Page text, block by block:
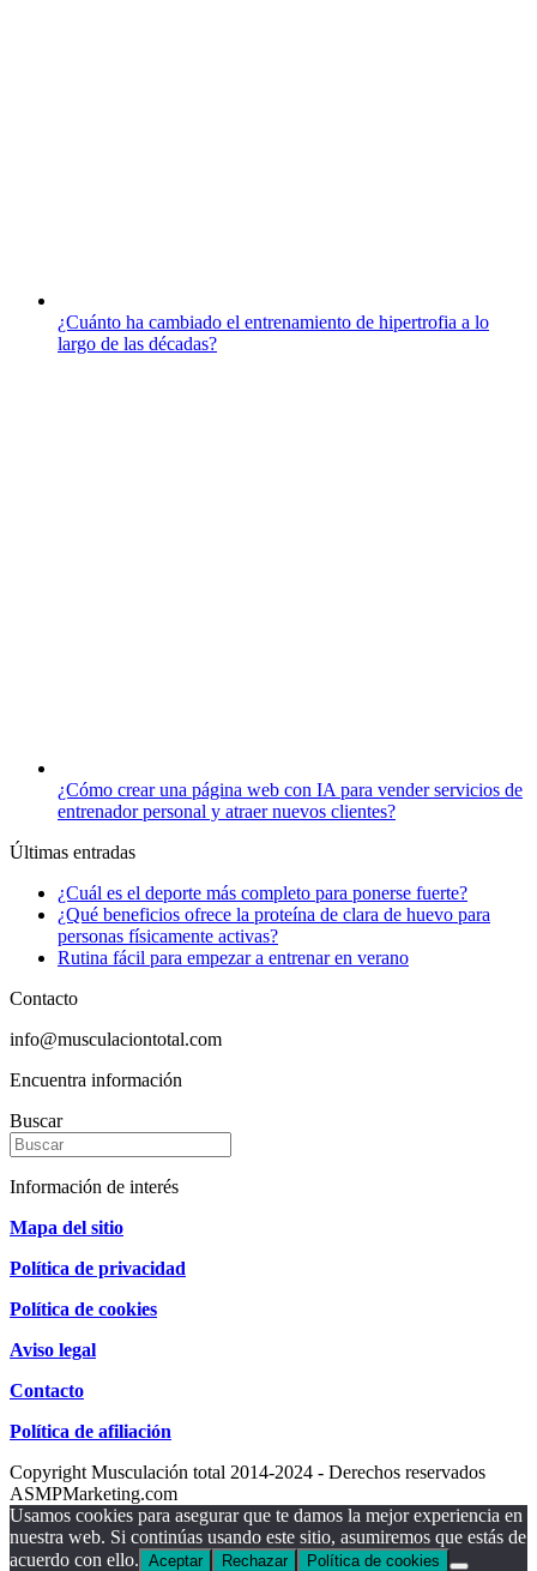
¿Cuánto ha cambiado el entrenamiento de hipertrofia a lo
largo de las décadas?
¿Cómo crear una página web con IA para vender servicios de
entrenador personal y atraer nuevos clientes?
Últimas entradas
¿Cuál es el deporte más completo para ponerse fuerte?
¿Qué beneficios ofrece la proteína de clara de huevo para
personas físicamente activas?
Rutina fácil para empezar a entrenar en verano
Contacto
info@musculaciontotal.com
Encuentra información
Buscar
Información de interés
Mapa del sitio
Política de privacidad
Política de cookies
Aviso legal
Contacto
Política de afiliación
Copyright Musculación total 2014-2024 - Derechos reservados
ASMPMarketing.com
Usamos cookies para asegurar que te damos la mejor experiencia en
nuestra web. Si continúas usando este sitio, asumiremos que estás de
acuerdo con ello. Aceptar Rechazar Política de cookies